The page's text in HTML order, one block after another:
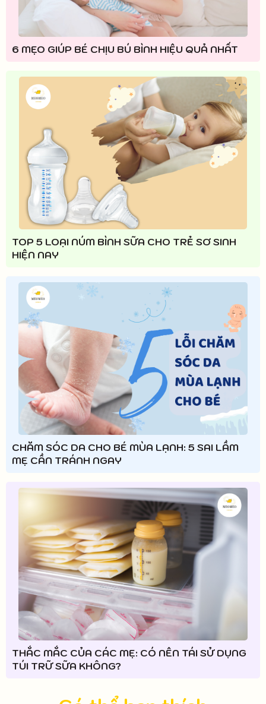
6 MẸO GIÚP BÉ CHỊU BÚ BÌNH HIỆU QUẢ NHẤT
TOP 5 LOẠI NÚM BÌNH SỮA CHO TRẺ SƠ SINH
HIỆN NAY
CHĂM SÓC DA CHO BÉ MÙA LẠNH: 5 SAI LẦM
MẸ CẦN TRÁNH NGAY
THẮC MẮC CỦA CÁC MẸ: CÓ NÊN TÁI SỬ DỤNG
TÚI TRỮ SỮA KHÔNG?